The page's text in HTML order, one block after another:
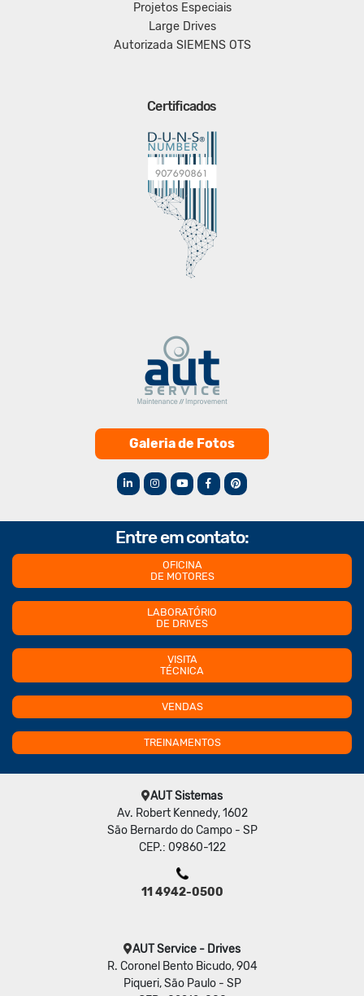
Projetos Especiais
Large Drives
Autorizada SIEMENS OTS
Certificados
Galeria de Fotos
Entre em contato:
OFICINA
DE MOTORES
LABORATÓRIO
DE DRIVES
VISITA
TÉCNICA
VENDAS
TREINAMENTOS
AUT Sistemas
Av. Robert Kennedy, 1602
São Bernardo do Campo - SP
CEP.: 09860-122
11 4942-0500
AUT Service - Drives
R. Coronel Bento Bicudo, 904
Piqueri, São Paulo - SP